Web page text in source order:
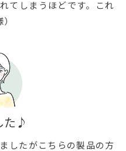
てしまうほどです。これ
た♪
したがこちらの製品の方